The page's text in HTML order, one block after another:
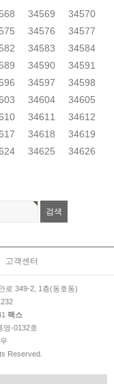
34569
34570
34576
34577
34583
34584
34590
34591
34597
34598
34604
34605
34611
34612
34618
34619
34625 34626
고객센터
로 349-2, 1층(동호동)
팩스
영-0132호
Reserved.